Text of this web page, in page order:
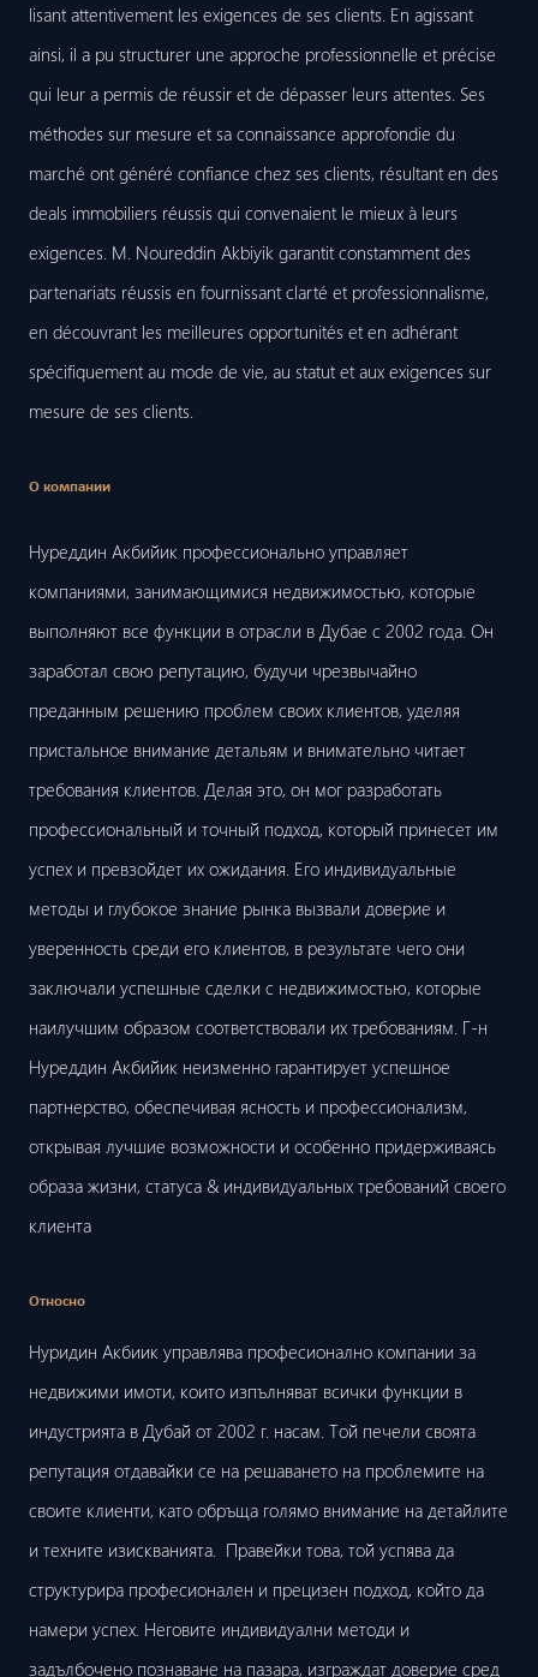
lisant attentivement les exigences de ses clients. En agissant
ainsi, il a pu structurer une approche professionnelle et précise
qui leur a permis de réussir et de dépasser leurs attentes. Ses
méthodes sur mesure et sa connaissance approfondie du
marché ont généré confiance chez ses clients, résultant en des
deals immobiliers réussis qui convenaient le mieux à leurs
exigences. M. Noureddin Akbiyik garantit constamment des
partenariats réussis en fournissant clarté et professionnalisme,
en découvrant les meilleures opportunités et en adhérant
spécifiquement au mode de vie, au statut et aux exigences sur
mesure de ses clients.
О компании
Нуреддин Акбийик профессионально управляет
компаниями, занимающимися недвижимостью, которые
выполняют все функции в отрасли в Дубае с 2002 года. Он
заработал свою репутацию, будучи чрезвычайно
преданным решению проблем своих клиентов, уделяя
пристальное внимание детальям и внимательно читает
требования клиентов. Делая это, он мог разработать
профессиональный и точный подход, который принесет им
успех и превзойдет их ожидания. Его индивидуальные
методы и глубокое знание рынка вызвали доверие и
уверенность среди его клиентов, в результате чего они
заключали успешные сделки с недвижимостью, которые
наилучшим образом соответствовали их требованиям. Г-н
Нуреддин Акбийик неизменно гарантирует успешное
партнерство, обеспечивая ясность и профессионализм,
открывая лучшие возможности и особенно придерживаясь
образа жизни, статуса & индивидуальных требований своего
клиента
Относно
Нуридин Акбиик управлява професионално компании за
недвижими имоти, които изпълняват всички функции в
индустрията в Дубай от 2002 г. насам. Той печели своята
репутация отдавайки се на решаването на проблемите на
своите клиенти, като обръща голямо внимание на детайлите
и техните изискванията. Правейки това, той успява да
структурира професионален и прецизен подход, който да
намери успех. Неговите индивидуални методи и
задълбочено познаване на пазара, изграждат доверие сред